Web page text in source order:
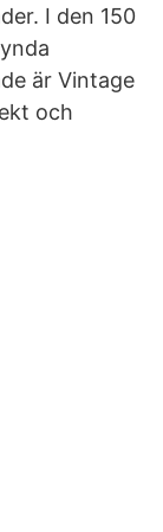
I den 150
är Vintage
och